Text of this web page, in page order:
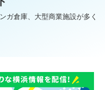
ガ倉庫、大型商業施設が多く